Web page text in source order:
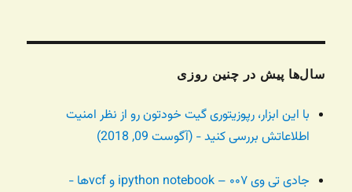
سال‌ها پیش در چنین روزی
با این ابزار، رپوزیتوری گیت خودتون رو از نظر امنیت
اطلاعاتش بررسی کنید - (آگوست 09, 2018)
جادی تی وی ۰۰۷ – ipython notebook و vcfها -